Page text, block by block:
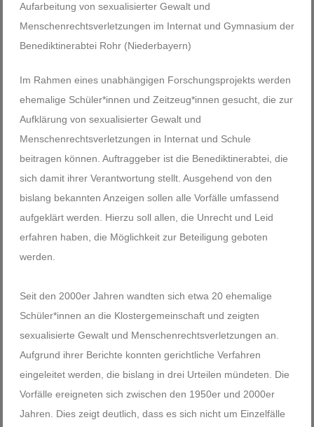
Aufarbeitung von sexualisierter Gewalt und
Menschenrechtsverletzungen im Internat und Gymnasium der
Benediktinerabtei Rohr (Niederbayern)
Im Rahmen eines unabhängigen Forschungsprojekts werden
ehemalige Schüler*innen und Zeitzeug*innen gesucht, die zur
Aufklärung von sexualisierter Gewalt und
Menschenrechtsverletzungen in Internat und Schule
beitragen können. Auftraggeber ist die Benediktinerabtei, die
sich damit ihrer Verantwortung stellt. Ausgehend von den
bislang bekannten Anzeigen sollen alle Vorfälle umfassend
aufgeklärt werden. Hierzu soll allen, die Unrecht und Leid
erfahren haben, die Möglichkeit zur Beteiligung geboten
werden.
Seit den 2000er Jahren wandten sich etwa 20 ehemalige
Schüler*innen an die Klostergemeinschaft und zeigten
sexualisierte Gewalt und Menschenrechtsverletzungen an.
Aufgrund ihrer Berichte konnten gerichtliche Verfahren
eingeleitet werden, die bislang in drei Urteilen mündeten. Die
Vorfälle ereigneten sich zwischen den 1950er und 2000er
Jahren. Dies zeigt deutlich, dass es sich nicht um Einzelfälle